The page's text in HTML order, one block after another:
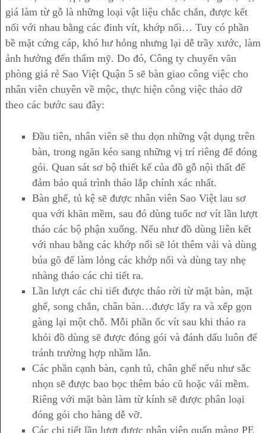
giá làm từ gỗ là những loại vật liệu chắc chắn, được kết
nối với nhau bằng các đinh vít, khớp nối… Tuy có phần
bề mặt cứng cáp, khó hư hỏng nhưng lại dễ trầy xước, làm
ảnh hưởng đến thẩm mỹ. Do đó, Công ty chuyển văn
phòng giá rẻ Sao Việt Quận 5 sẽ bàn giao công việc cho
nhân viên chuyên về mộc, thực hiện công việc tháo dỡ
theo các bước sau đây:
Đầu tiên, nhân viên sẽ thu dọn những vật dụng trên
bàn, trong ngăn kéo sang những vị trí riêng để đóng
gói. Quan sát sơ bộ thiết kế của đồ gỗ nội thất để
đảm bảo quá trình tháo lắp chính xác nhất.
Bàn ghế, tủ kệ sẽ được nhân viên Sao Việt lau sơ
qua với khăn mềm, sau đó dùng tuốc nơ vít lần lượt
tháo các bộ phận xuống. Nếu như đồ dùng liên kết
với nhau bằng các khớp nối sẽ lót thêm vải và dùng
búa gõ để làm lỏng các khớp nối và dùng tay nhẹ
nhàng tháo các chi tiết ra.
Lần lượt các chi tiết được tháo rời từ mặt bàn, mặt
ghế, song chắn, chân bàn…được lấy ra và xếp gọn
gàng lại một chỗ. Mỗi phần ốc vít sau khi tháo ra
khỏi đồ dùng sẽ được đóng gói và đánh dấu luôn để
tránh trường hợp nhầm lẫn.
Các phần cạnh bàn, cạnh tủ, chân ghế nếu như sắc
nhọn sẽ được bao bọc thêm báo cũ hoặc vải mềm.
Riêng với mặt bàn làm từ kính sẽ được phân loại
đóng gói cho hàng dễ vỡ.
Các chi tiết lần lượt được nhân viên quấn màng PE